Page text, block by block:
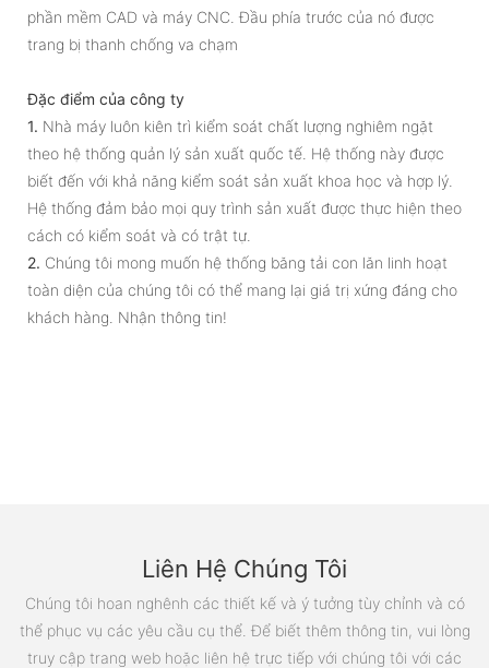
phần mềm CAD và máy CNC. Đầu phía trước của nó được
trang bị thanh chống va chạm
Đặc điểm của công ty
1. Nhà máy luôn kiên trì kiểm soát chất lượng nghiêm ngặt
theo hệ thống quản lý sản xuất quốc tế. Hệ thống này được
biết đến với khả năng kiểm soát sản xuất khoa học và hợp lý.
Hệ thống đảm bảo mọi quy trình sản xuất được thực hiện theo
cách có kiểm soát và có trật tự.
2. Chúng tôi mong muốn hệ thống băng tải con lăn linh hoạt
toàn diện của chúng tôi có thể mang lại giá trị xứng đáng cho
khách hàng. Nhận thông tin!
Liên Hệ Chúng Tôi
Chúng tôi hoan nghênh các thiết kế và ý tưởng tùy chỉnh và có
thể phục vụ các yêu cầu cụ thể. Để biết thêm thông tin, vui lòng
truy cập trang web hoặc liên hệ trực tiếp với chúng tôi với các